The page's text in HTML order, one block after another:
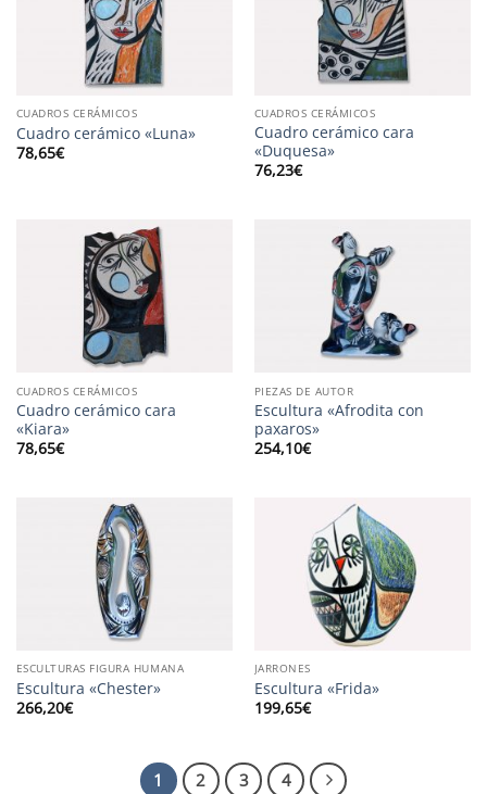
CUADROS CERÁMICOS
Cuadro cerámico «Luna»
78,65€
CUADROS CERÁMICOS
Cuadro cerámico cara
«Duquesa»
76,23€
CUADROS CERÁMICOS
Cuadro cerámico cara
«Kiara»
78,65€
PIEZAS DE AUTOR
Escultura «Afrodita con
paxaros»
254,10€
ESCULTURAS FIGURA HUMANA
Escultura «Chester»
266,20€
JARRONES
Escultura «Frida»
199,65€
1 2 3 4